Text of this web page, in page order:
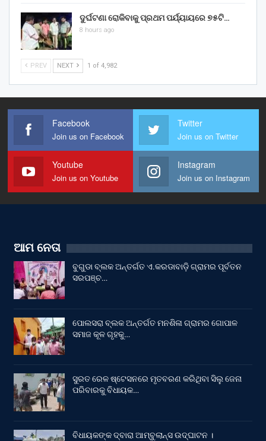
ଦୁର୍ଘଟଣା ରୋକିବାକୁ ପ୍ରଥମ ପର୍ଯ୍ୟାୟରେ ୭୫ଟି…
8 hours ago
PREV NEXT 1 of 4,982
Facebook
Join us on Facebook
Twitter
Join us on Twitter
Youtube
Join us on Youtube
Instagram
Join us on Instagram
ଆମ ନେତା
ବୁଗୁଡା ବ୍ଲକ ଅନ୍ତର୍ଗତ ଏ.କରଡାବାଡ଼ି ଗ୍ରାମର ପୂର୍ବତନ
ସରପଞ୍ଚ…
ପୋଲସରା ବ୍ଲକ ଅନ୍ତର୍ଗତ ମନଶିଳା ଗ୍ରାମର ଗୋପାଳ
ସମାଜ କୂଳ ଗୃହକୁ…
ସୁରତ ରେଳ ଷ୍ଟେସନରେ ମୃତବରଣ କରିଥିବା ସିଲୁ ଜେନା
ପରିବାରକୁ ବିଧାୟକ…
ବିଧାୟକଙ୍କ ଦ୍ବାରା ଆମ୍ବୁଲାନ୍ସ ଉଦ୍‌ଘାଟନ ।